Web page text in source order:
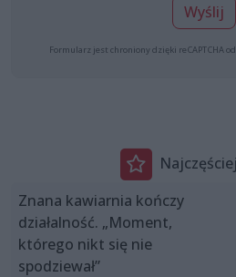
Wyślij
Formularz jest chroniony dzięki reCAPTCHA od
Znana kawiarnia kończy
działalność. „Moment,
którego nikt się nie
spodziewał”